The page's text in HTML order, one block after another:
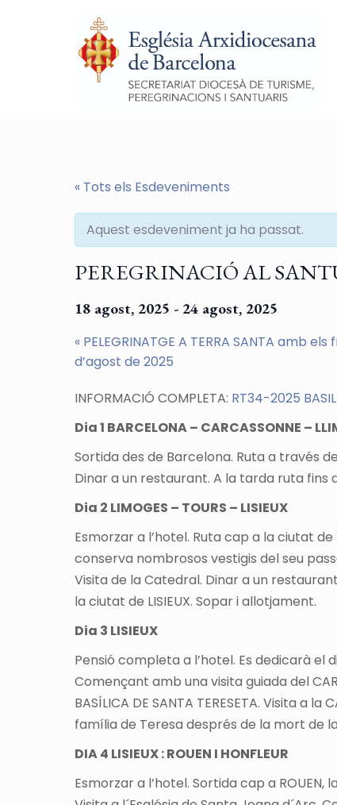
« Tots els Esdeveniments
Aquest esdeveniment ja ha passat.
PEREGRINACIÓ AL
18 agost, 2025 - 24 agost, 2025
« PELEGRINATGE A TERRA SANTA amb
d’agost de 2025
INFORMACIÓ COMPLETA: RT34-2025
Dia 1 BARCELONA – CARCASSONNE –
Sortida des de Barcelona. Ruta a través
Dinar a un restaurant. A la tarda ruta fins
Dia 2 LIMOGES – TOURS – LISIEUX
Esmorzar a l’hotel. Ruta cap a la ciutat
conserva nombrosos vestigis del seu
Visita de la Catedral. Dinar a un
la ciutat de LISIEUX. Sopar i allotjament.
Dia 3 LISIEUX
Pensió completa a l’hotel. Es dedicarà el
Començant amb una visita guiada del
BASÍLICA DE SANTA TERESETA. Visita a
família de Teresa després de la mort de
DIA 4 LISIEUX : ROUEN I HONFLEUR
Esmorzar a l’hotel. Sortida cap a